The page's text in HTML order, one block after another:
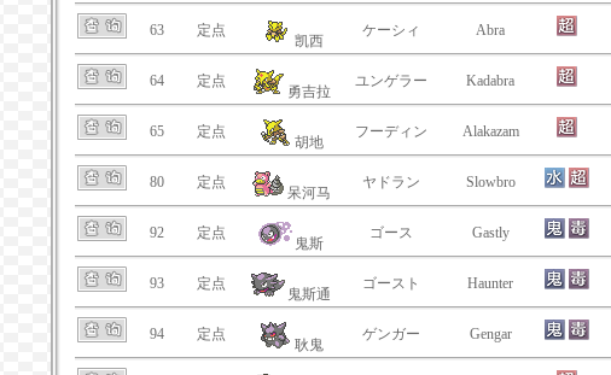
63 定点
凯西
ケーシィ Abra
64 定点
勇吉拉
ユンゲラー Kadabra
65 定点
胡地
フーディン Alakazam
80 定点
呆河马
ヤドラン Slowbro
92 定点
鬼斯
ゴース Gastly
93 定点
鬼斯通
ゴースト Haunter
94 定点
耿鬼
ゲンガー Gengar